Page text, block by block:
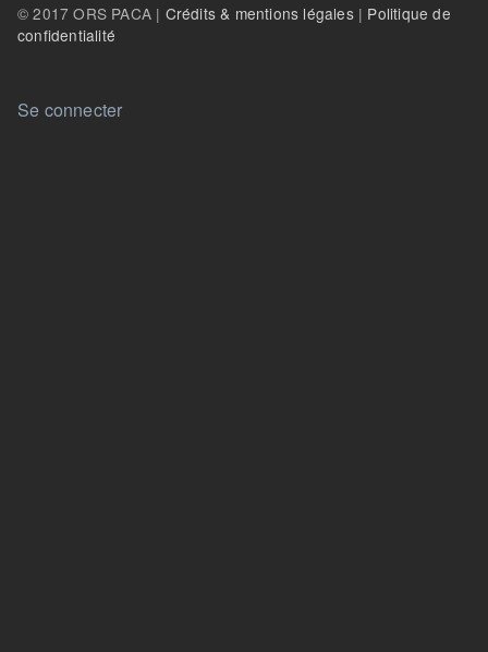
© 2017 ORS PACA | Crédits & mentions légales| Politique de
confidentialité
User account menu
Se connecter